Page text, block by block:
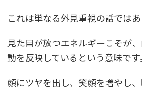
これは単なる外見重視の話ではあ
見た目が放つエネルギーこそが
動を反映しているという意味です。
顔にツヤを出し、笑顔を増やし